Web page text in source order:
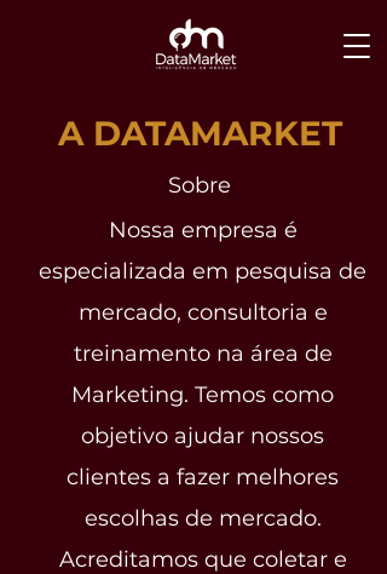
A DATAMARKET
Sobre
Nossa empresa é
especializada em pesquisa de
mercado, consultoria e
treinamento na área de
Marketing. Temos como
objetivo ajudar nossos
clientes a fazer melhores
escolhas de mercado.
Acreditamos que coletar e